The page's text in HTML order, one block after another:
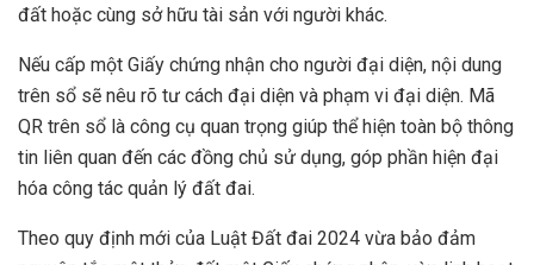
đất hoặc cùng sở hữu tài sản với người khác.
Nếu cấp một Giấy chứng nhận cho người đại diện, nội dung
trên sổ sẽ nêu rõ tư cách đại diện và phạm vi đại diện. Mã
QR trên sổ là công cụ quan trọng giúp thể hiện toàn bộ thông
tin liên quan đến các đồng chủ sử dụng, góp phần hiện đại
hóa công tác quản lý đất đai.
Theo quy định mới của Luật Đất đai 2024 vừa bảo đảm